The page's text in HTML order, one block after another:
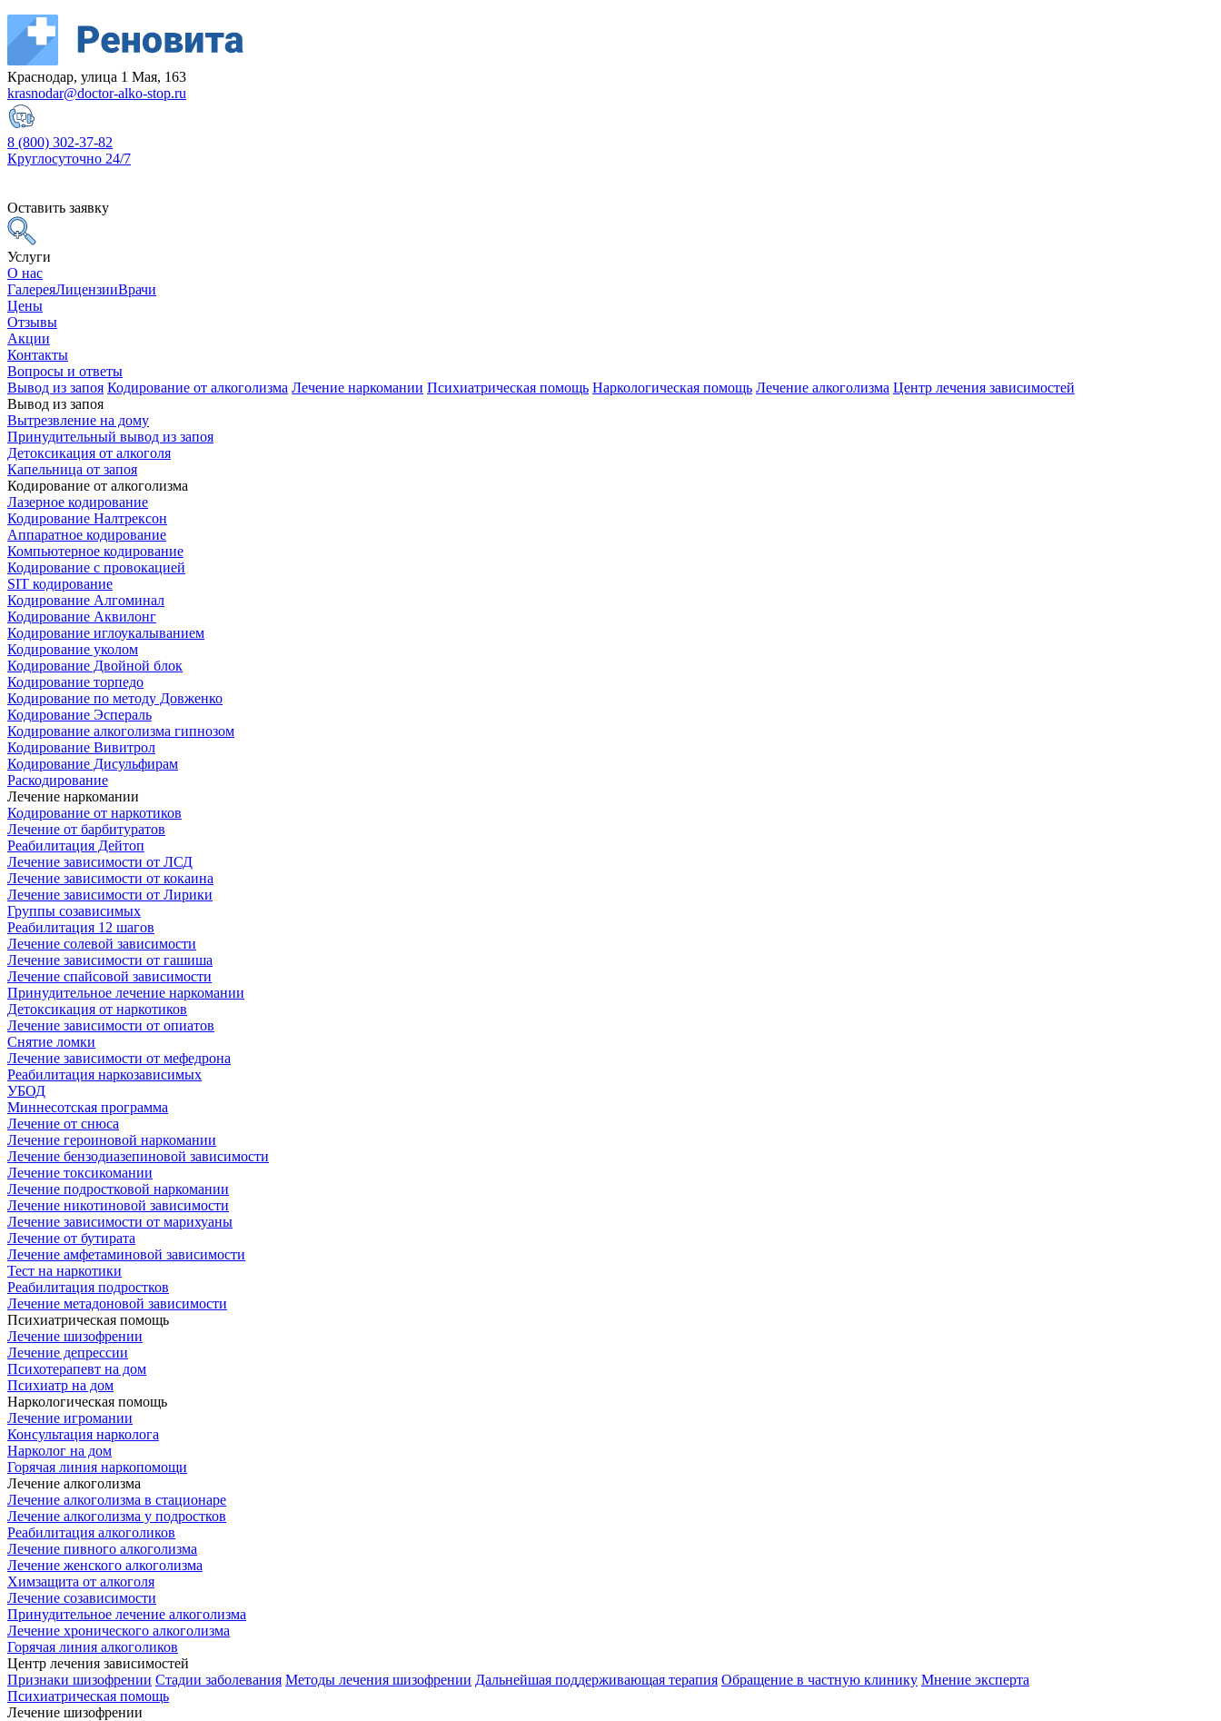
Краснодар, улица 1 Мая, 163
krasnodar@doctor-alko-stop.ru
8 (800) 302-37-82
Круглосуточно 24/7
Оставить заявку
Услуги
О нас
ГалереяЛицензииВрачи
Цены
Отзывы
Акции
Контакты
Вопросы и ответы
Вывод из запоя Кодирование от алкоголизма Лечение наркомании Психиатрическая помощь Наркологическая помощь Лечение алкоголизма Центр лечения зависимостей
Вывод из запоя
Вытрезвление на дому
Принудительный вывод из запоя
Детоксикация от алкоголя
Капельница от запоя
Кодирование от алкоголизма
Лазерное кодирование
Кодирование Налтрексон
Аппаратное кодирование
Компьютерное кодирование
Кодирование с провокацией
SIT кодирование
Кодирование Алгоминал
Кодирование Аквилонг
Кодирование иглоукалыванием
Кодирование уколом
Кодирование Двойной блок
Кодирование торпедо
Кодирование по методу Довженко
Кодирование Эспераль
Кодирование алкоголизма гипнозом
Кодирование Вивитрол
Кодирование Дисульфирам
Раскодирование
Лечение наркомании
Кодирование от наркотиков
Лечение от барбитуратов
Реабилитация Дейтоп
Лечение зависимости от ЛСД
Лечение зависимости от кокаина
Лечение зависимости от Лирики
Группы созависимых
Реабилитация 12 шагов
Лечение солевой зависимости
Лечение зависимости от гашиша
Лечение спайсовой зависимости
Принудительное лечение наркомании
Детоксикация от наркотиков
Лечение зависимости от опиатов
Снятие ломки
Лечение зависимости от мефедрона
Реабилитация наркозависимых
УБОД
Миннесотская программа
Лечение от снюса
Лечение героиновой наркомании
Лечение бензодиазепиновой зависимости
Лечение токсикомании
Лечение подростковой наркомании
Лечение никотиновой зависимости
Лечение зависимости от марихуаны
Лечение от бутирата
Лечение амфетаминовой зависимости
Тест на наркотики
Реабилитация подростков
Лечение метадоновой зависимости
Психиатрическая помощь
Лечение шизофрении
Лечение депрессии
Психотерапевт на дом
Психиатр на дом
Наркологическая помощь
Лечение игромании
Консультация нарколога
Нарколог на дом
Горячая линия наркопомощи
Лечение алкоголизма
Лечение алкоголизма в стационаре
Лечение алкоголизма у подростков
Реабилитация алкоголиков
Лечение пивного алкоголизма
Лечение женского алкоголизма
Химзащита от алкоголя
Лечение созависимости
Принудительное лечение алкоголизма
Лечение хронического алкоголизма
Горячая линия алкоголиков
Центр лечения зависимостей
Признаки шизофрении Стадии заболевания Методы лечения шизофрении Дальнейшая поддерживающая терапия Обращение в частную клинику Мнение эксперта
Психиатрическая помощь
Лечение шизофрении